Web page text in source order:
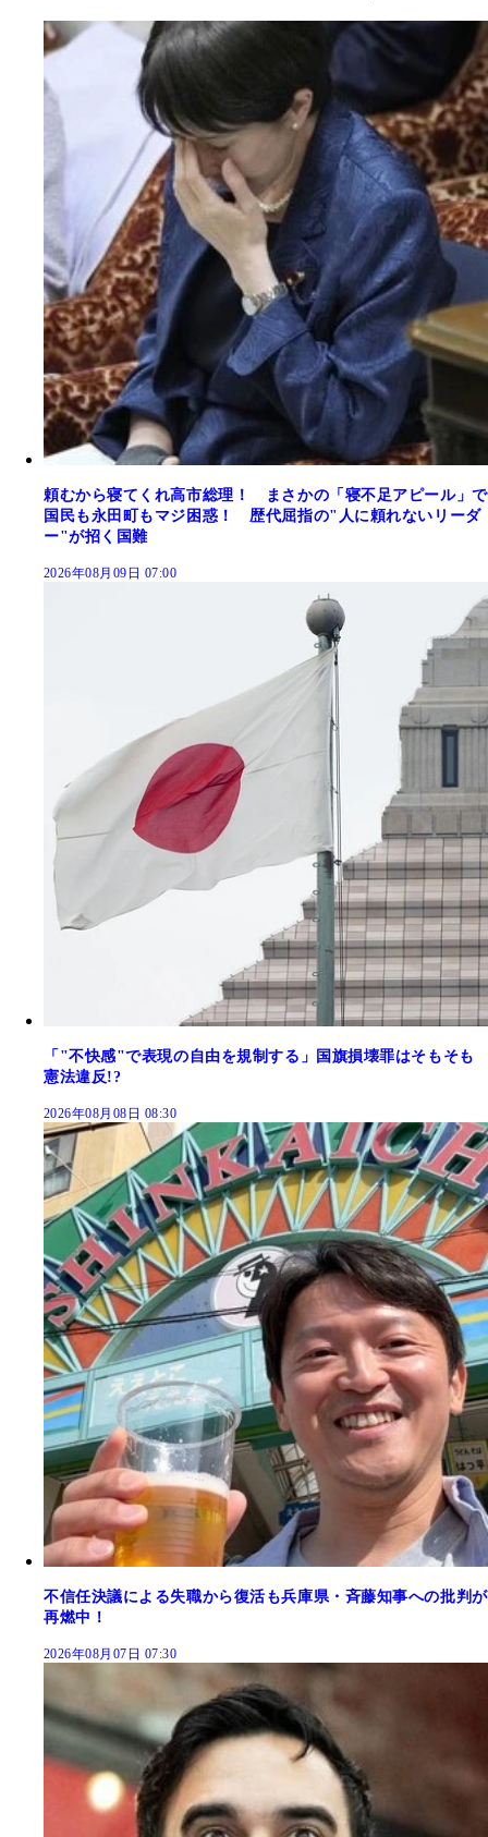
頼むから寝てくれ高市総理！ まさかの「寝不足アピール」で
国民も永田町もマジ困惑！ 歴代屈指の"人に頼れないリーダ
ー"が招く国難
2026年08月09日 07:00
「"不快感"で表現の自由を規制する」国旗損壊罪はそもそも
憲法違反!?
2026年08月08日 08:30
不信任決議による失職から復活も兵庫県・斉藤知事への批判が
再燃中！
2026年08月07日 07:30